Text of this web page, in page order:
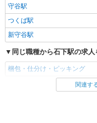
守谷駅
つくば駅
新守谷駅
同じ職種から石下駅の求人
梱包・仕分け・ピッキング
同じ雇用形態から石下駅
関連す